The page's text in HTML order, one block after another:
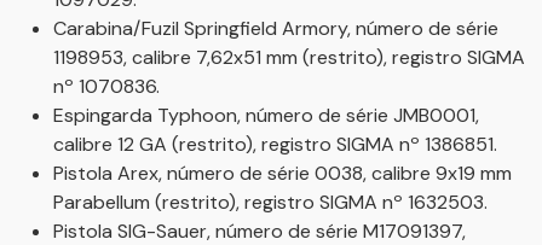
Carabina/Fuzil Springfield Armory, número de série
1198953, calibre 7,62x51 mm (restrito), registro SIGMA
nº 1070836.
Espingarda Typhoon, número de série JMB0001,
calibre 12 GA (restrito), registro SIGMA nº 1386851.
Pistola Arex, número de série 0038, calibre 9x19 mm
Parabellum (restrito), registro SIGMA nº 1632503.
Pistola SIG-Sauer, número de série M17091397,